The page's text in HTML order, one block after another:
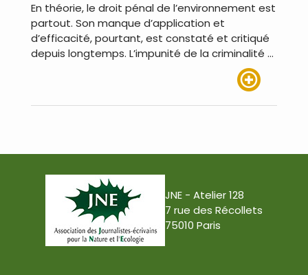
En théorie, le droit pénal de l’environnement est
partout. Son manque d’application et
d’efficacité, pourtant, est constaté et critiqué
depuis longtemps. L’impunité de la criminalité …
JNE - Atelier 128
7 rue des Récollets
75010 Paris